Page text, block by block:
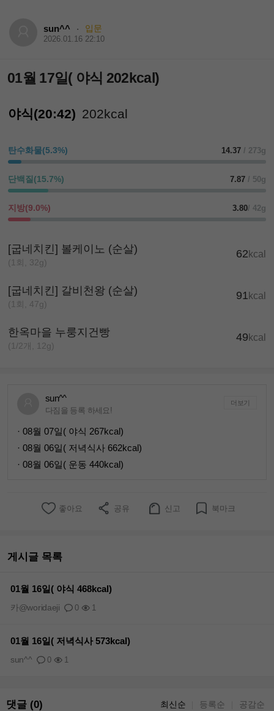
sun^^ · 입문
2026.01.16 22:10
01월 17일( 야식 202kcal)
야식(20:42) 202kcal
탄수화물(5.3%) 14.37 / 273g
단백질(15.7%) 7.87 / 50g
지방(9.0%) 3.80/ 42g
[굽네치킨] 볼케이노 (순살)
(1회, 32g)
62 kcal
[굽네치킨] 갈비천왕 (순살)
(1회, 47g)
91 kcal
한옥마을 누룽지건빵
(1/2개, 12g)
49 kcal
sun^^
다짐을 등록 하세요!
더보기
· 08월 07일( 야식 267kcal)
· 08월 06일( 저녁식사 662kcal)
· 08월 06일( 운동 440kcal)
좋아요 공유 신고 북마크
게시글 목록
01월 16일( 야식 468kcal)
0 1
카@woridaeji
01월 16일( 저녁식사 573kcal)
0 1
sun^^
댓글 (0) 최신순 등록순 공감순